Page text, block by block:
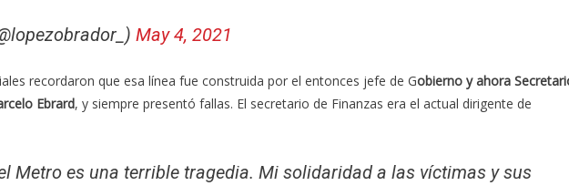
May 4, 2021
recordaron que esa línea fue construida por el entonces jefe de Gobierno y ahora
Ebrard, y siempre presentó fallas. El secretario de Finanzas era el actual dirigente de
Metro es una terrible tragedia. Mi solidaridad a las víctimas y sus